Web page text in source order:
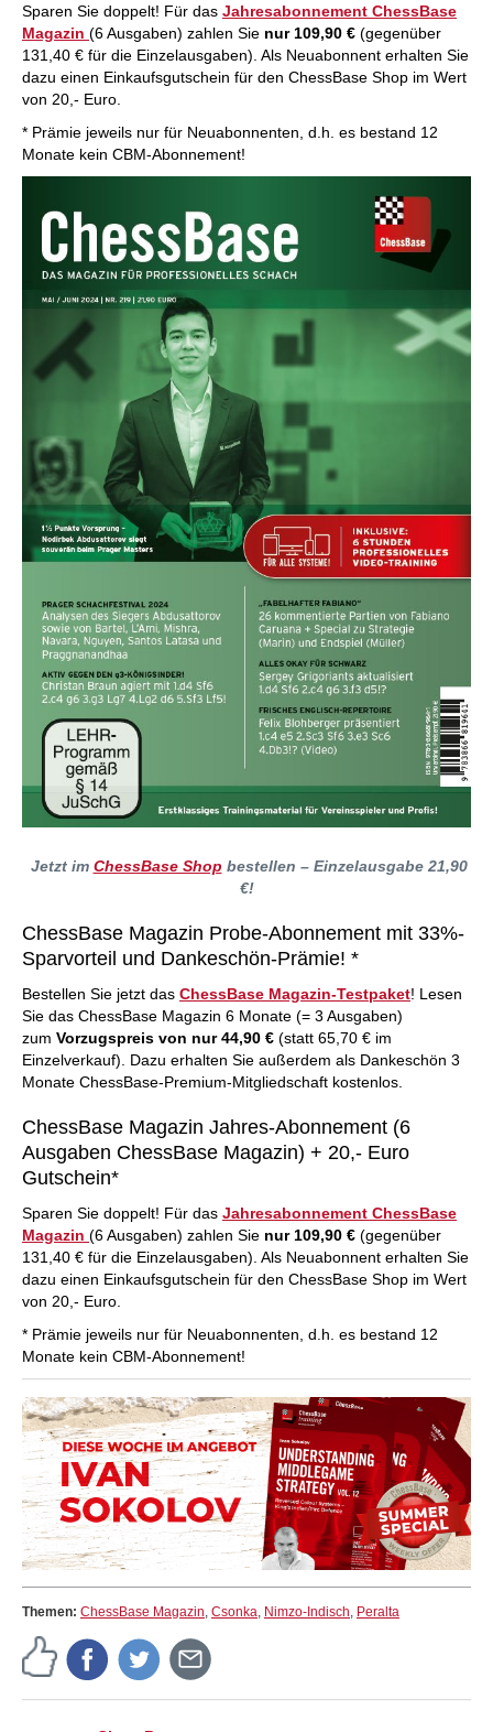
Sparen Sie doppelt! Für das Jahresabonnement ChessBase
Magazin (6 Ausgaben) zahlen Sie nur 109,90 € (gegenüber
131,40 € für die Einzelausgaben). Als Neuabonnent erhalten Sie
dazu einen Einkaufsgutschein für den ChessBase Shop im Wert
von 20,- Euro.
* Prämie jeweils nur für Neuabonnenten, d.h. es bestand 12
Monate kein CBM-Abonnement!
Jetzt im ChessBase Shop bestellen – Einzelausgabe 21,90
€!
ChessBase Magazin Probe-Abonnement mit 33%-
Sparvorteil und Dankeschön-Prämie! *
Bestellen Sie jetzt das ChessBase Magazin-Testpaket! Lesen
Sie das ChessBase Magazin 6 Monate (= 3 Ausgaben)
zum Vorzugspreis von nur 44,90 € (statt 65,70 € im
Einzelverkauf). Dazu erhalten Sie außerdem als Dankeschön 3
Monate ChessBase-Premium-Mitgliedschaft kostenlos.
ChessBase Magazin Jahres-Abonnement (6
Ausgaben ChessBase Magazin) + 20,- Euro
Gutschein*
Sparen Sie doppelt! Für das Jahresabonnement ChessBase
Magazin (6 Ausgaben) zahlen Sie nur 109,90 € (gegenüber
131,40 € für die Einzelausgaben). Als Neuabonnent erhalten Sie
dazu einen Einkaufsgutschein für den ChessBase Shop im Wert
von 20,- Euro.
* Prämie jeweils nur für Neuabonnenten, d.h. es bestand 12
Monate kein CBM-Abonnement!
Themen: ChessBase Magazin, Csonka, Nimzo-Indisch, Peralta